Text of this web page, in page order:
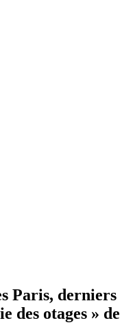
Paris, derniers
des otages » de